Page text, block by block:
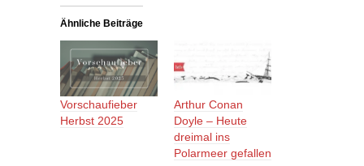
Ähnliche Beiträge
Vorschaufieber
Herbst 2025
Arthur Conan
Doyle – Heute
dreimal ins
Polarmeer gefallen